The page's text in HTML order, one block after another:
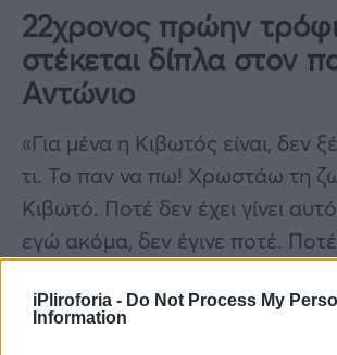
iPliroforia - Do Not Process My
Information
22χρονος πρώην
στέκεται δίπλα στον
Αντώνιο
«Για μένα η Κιβωτός είναι, δεν
τι. Το παν να πω! Χρωστάω τη
Κιβωτό. Ποτέ δεν έχει γίνει
εγώ ακόμα, δεν έγινε ποτέ.
σου και σου έλεγε το καλό.